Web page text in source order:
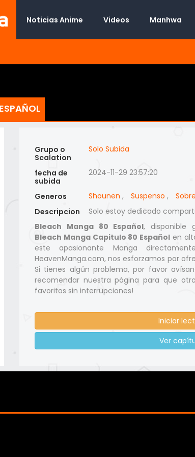
Noticias Anime Videos Manhwa
Grupo o
Scalation
Solo Subida
fecha de
subida
2024-11-29 23:57:20
Generos Shounen , Suspenso ,
Descripcion
Solo estoy dedicado
Bleach Manga 80 Español, disponible
Bleach Manga Capitulo 80 Español en
este apasionante Manga
HeavenManga.com, nos esforzamos por
Si tienes algún problema, por favor
recomendar nuestra página para que
favoritos sin interrupciones!
Iniciar
Ver